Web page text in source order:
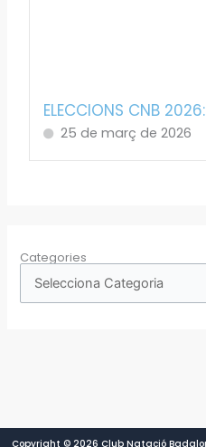
ELECCIONS CNB
25 de març de 2026
Categories
Copyright © 2026 Club Natació